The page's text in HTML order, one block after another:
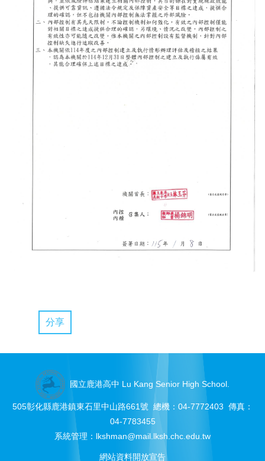
分享
國立鹿港高中 Lu Kang Senior High School.
505彰化縣鹿港鎮東石里中山路661號 總機：04-7772403 傳真：
04-7783455
系統管理： lkshman@mail.lksh.chc.edu.tw
網站資料開放宣告